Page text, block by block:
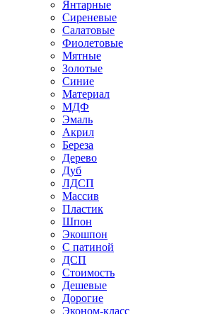
Янтарные
Сиреневые
Салатовые
Фиолетовые
Мятные
Золотые
Синие
Материал
МДФ
Эмаль
Акрил
Береза
Дерево
Дуб
ЛДСП
Массив
Пластик
Шпон
Экошпон
С патиной
ДСП
Стоимость
Дешевые
Дорогие
Эконом-класс